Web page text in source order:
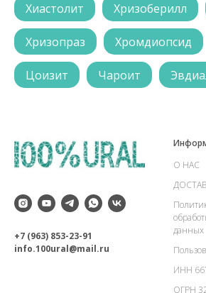
Хиастолит Хризоберилл
Хризопраз Хромдиопсид
Цоизит Чароит
+7 (963) 853-23-91
info.100ural@mail.ru
О НАС
данных
ИНН
ОГРН